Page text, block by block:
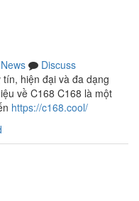
News
Discuss
hiện đại và đa dạng
về C168 C168 là một
https://c168.cool/